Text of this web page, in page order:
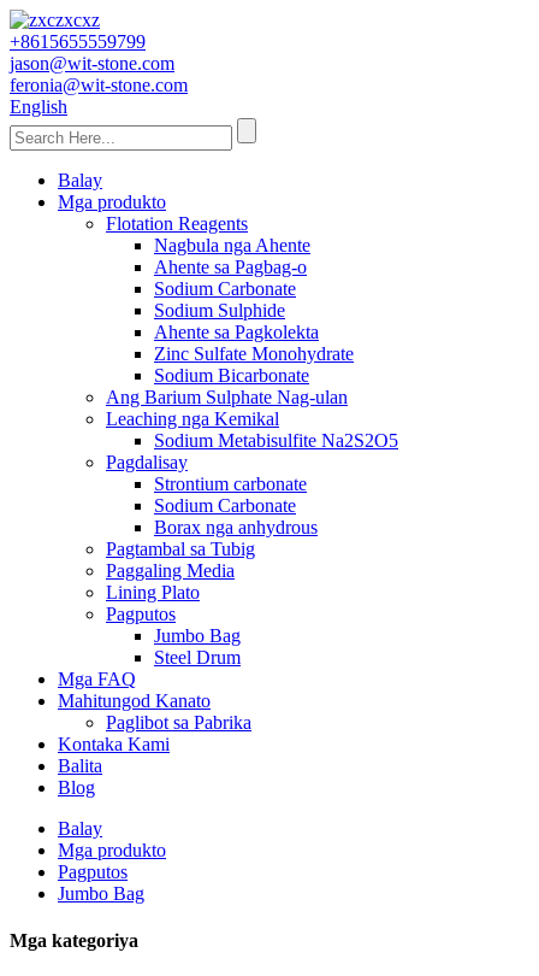
+8615655559799
jason@wit-stone.com
feronia@wit-stone.com
English
Balay
Mga produkto
Flotation Reagents
Nagbula nga Ahente
Ahente sa Pagbag-o
Sodium Carbonate
Sodium Sulphide
Ahente sa Pagkolekta
Zinc Sulfate Monohydrate
Sodium Bicarbonate
Ang Barium Sulphate Nag-ulan
Leaching nga Kemikal
Sodium Metabisulfite Na2S2O5
Pagdalisay
Strontium carbonate
Sodium Carbonate
Borax nga anhydrous
Pagtambal sa Tubig
Paggaling Media
Lining Plato
Pagputos
Jumbo Bag
Steel Drum
Mga FAQ
Mahitungod Kanato
Paglibot sa Pabrika
Kontaka Kami
Balita
Blog
Balay
Mga produkto
Pagputos
Jumbo Bag
Mga kategoriya